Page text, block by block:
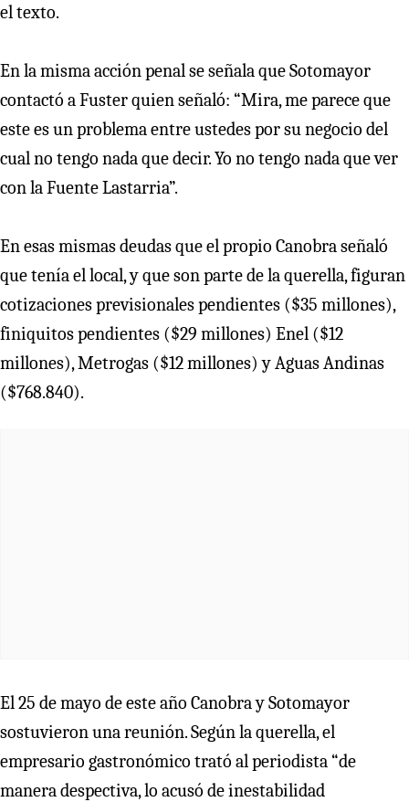
el texto.
En la misma acción penal se señala que Sotomayor
contactó a Fuster quien señaló: “Mira, me parece que
este es un problema entre ustedes por su negocio del
cual no tengo nada que decir. Yo no tengo nada que ver
con la Fuente Lastarria”.
En esas mismas deudas que el propio Canobra señaló
que tenía el local, y que son parte de la querella, figuran
cotizaciones previsionales pendientes ($35 millones),
finiquitos pendientes ($29 millones) Enel ($12
millones), Metrogas ($12 millones) y Aguas Andinas
($768.840).
El 25 de mayo de este año Canobra y Sotomayor
sostuvieron una reunión. Según la querella, el
empresario gastronómico trató al periodista “de
manera despectiva, lo acusó de inestabilidad